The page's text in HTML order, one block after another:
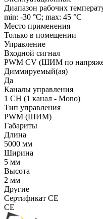
Диапазон рабочих
min: -30 °C; max: 45 °C
Место применения
Только в помещении
Управление
Входной сигнал
PWM СV (ШИМ по
Диммируемый(ая)
Да
Каналы управления
1 CH (1 канал - Mono)
Тип управления
PWM (ШИМ)
Габариты
Длина
5000 мм
Ширина
5 мм
Высота
2 мм
Другие
Сертификат CE
CE